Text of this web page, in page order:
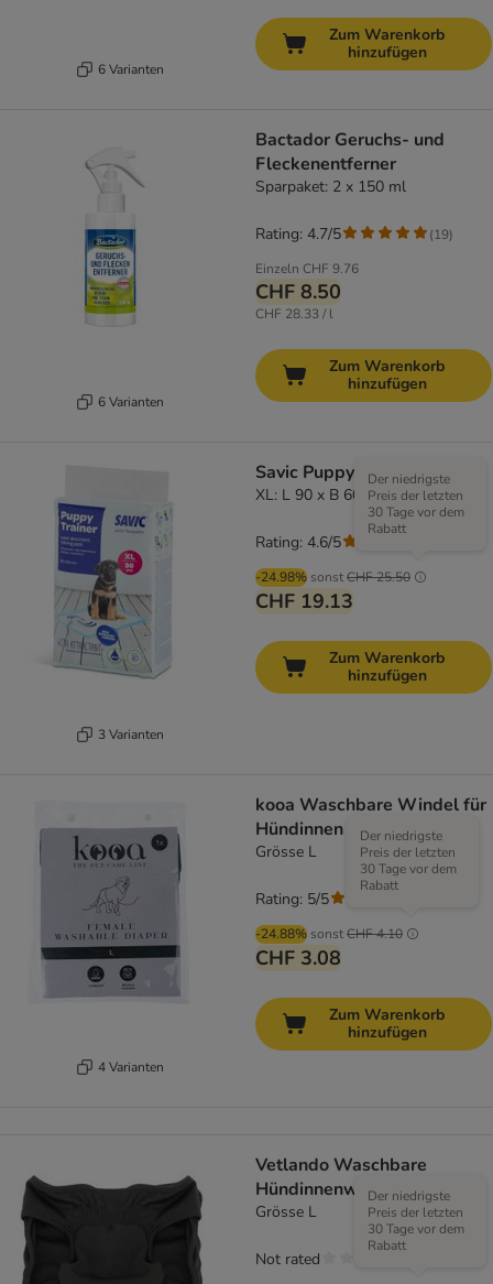
6 Varianten
Zum Warenkorb
hinzufügen
6 Varianten
Bactador Geruchs- und
Fleckenentferner
Sparpaket: 2 x 150 ml
Einzeln CHF 9.76
CHF 8.50
CHF 28.33 / l
Rating: 4.7/5 (19)
Zum Warenkorb
hinzufügen
3 Varianten
Savic Puppy Trainer Pads
XL: L 90 x B 60 cm, 30 Stück
-24.98% sonstCHF 25.50
Der niedrigste
Preis der letzten
30 Tage vor dem
Rabatt
CHF 19.13
Rating: 4.6/5
Zum Warenkorb
hinzufügen
4 Varianten
kooa Waschbare Windel für
Hündinnen
Grösse L
-24.88% sonstCHF 4.10
Der niedrigste
Preis der letzten
30 Tage vor dem
Rabatt
CHF 3.08
Rating: 5/5
Zum Warenkorb
hinzufügen
Vetlando Waschbare
Hündinnenwindel
Grösse L
Der niedrigste
Preis der letzten
30 Tage vor dem
Rabatt
Not rated